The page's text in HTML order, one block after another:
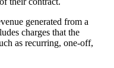
generated from a
charges that the
as recurring, one-off,